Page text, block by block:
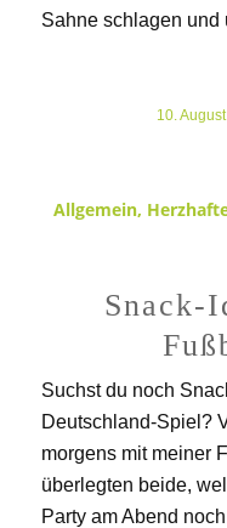
Sahne schlagen
10. /
Allgemein,
Snack-
Suchst du noch
Deutschland-Spiel?
morgens mit meiner
überlegten beide,
Party am Abend